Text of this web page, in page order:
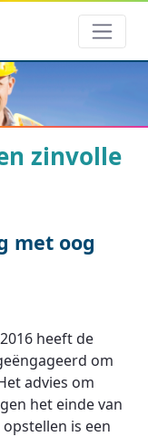
zinvolle
met oog
heeft de
om
advies om
het einde van
is een